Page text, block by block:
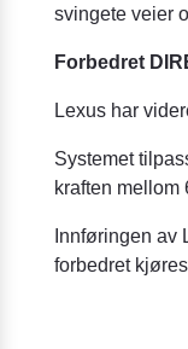
svingete veier
Forbedret
Lexus har
Systemet
kraften mellom
Innføringen av
forbedret